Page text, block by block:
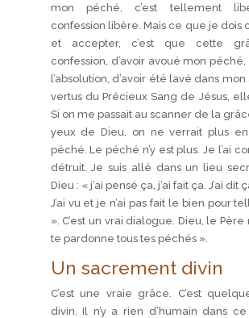
mon péché, c’est tellement
confession libère. Mais ce que je dois
et accepter, c’est que cette
confession, d’avoir avoué mon péché,
l’absolution, d’avoir été lavé dans
vertus du Précieux Sang de Jésus,
Si on me passait au scanner de la
yeux de Dieu, on ne verrait plus
péché. Le péché n’y est plus. Je l’ai
détruit. Je suis allé dans un lieu
Dieu : « j’ai pensé ça, j’ai fait ça. J’ai dit
J’ai vu et je n’ai pas fait le bien pour
». C’est un vrai dialogue. Dieu, le Père
te pardonne tous tes péchés ».
Un sacrement divin
C’est une vraie grâce. C’est
divin. Il n’y a rien d’humain dans ce